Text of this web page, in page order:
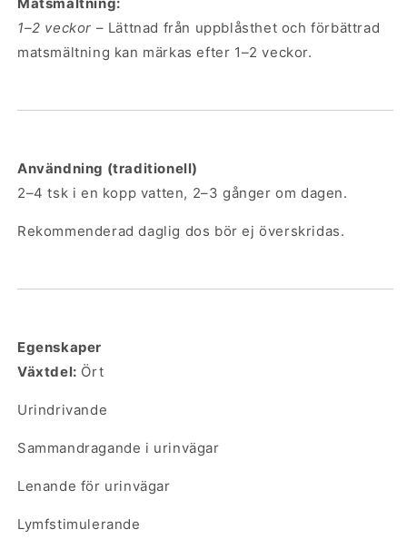
1–2 veckor – Lättnad från uppblåsthet och förbättrad
matsmältning kan märkas efter 1–2 veckor.
Användning (traditionell)
2–4 tsk i en kopp vatten, 2–3 gånger om dagen.
Rekommenderad daglig dos bör ej överskridas.
Egenskaper
Växtdel: Ört
Urindrivande
Sammandragande i urinvägar
Lenande för urinvägar
Lymfstimulerande